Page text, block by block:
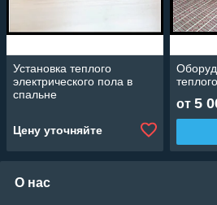
Установка теплого
электрического пола в
спальне
Цену уточняйте
от 5
О нас